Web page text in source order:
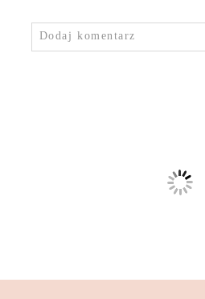
Dodaj komentarz